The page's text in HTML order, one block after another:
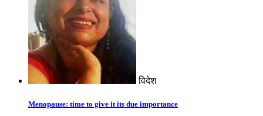
विदेश
Menopause: time to give it its due importance